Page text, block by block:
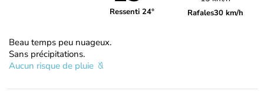
Ressenti 24° Rafales30 km/h
Beau temps peu nuageux.
Sans précipitations.
Aucun risque de pluie